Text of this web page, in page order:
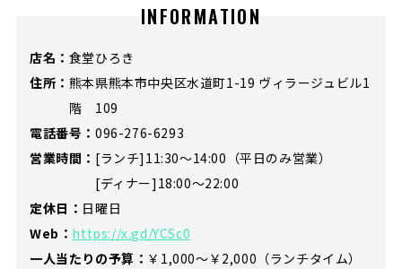
INFORMATION
店名： 食堂ひろき
住所： 熊本県熊本市中央区水道町1-19 ヴィラージュビル1
階 109
電話番号： 096-276-6293
営業時間： [ランチ]11:30～14:00（平日のみ営業）
[ディナー]18:00～22:00
定休日： 日曜日
Web： https://x.gd/YCSc0
一人当たりの予算： ￥1,000〜￥2,000（ランチタイム）